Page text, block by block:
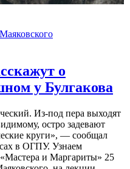
о
у Булгакова
Из-под пера выходят
остро задевают
круги», — сообщал
в ОГПУ. Узнаем
«Мастера и Маргариты» 25